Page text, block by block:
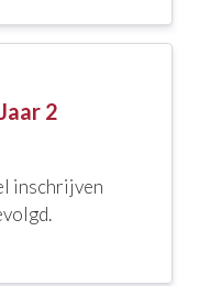
en
en diversiteit
skills
2
inschrijven